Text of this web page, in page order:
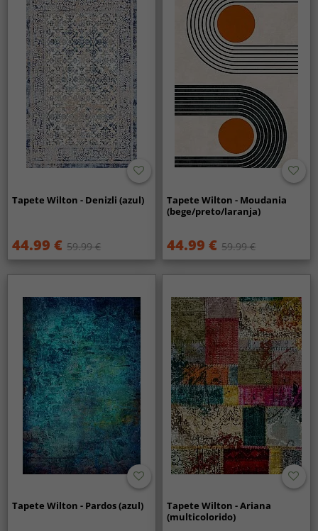
Tapete Wilton - Denizli (azul)
44.99 € 59.99 €
Tapete Wilton - Moudania
(bege/preto/laranja)
44.99 € 59.99 €
Tapete Wilton - Pardos (azul)
Tapete Wilton - Ariana
(multicolorido)